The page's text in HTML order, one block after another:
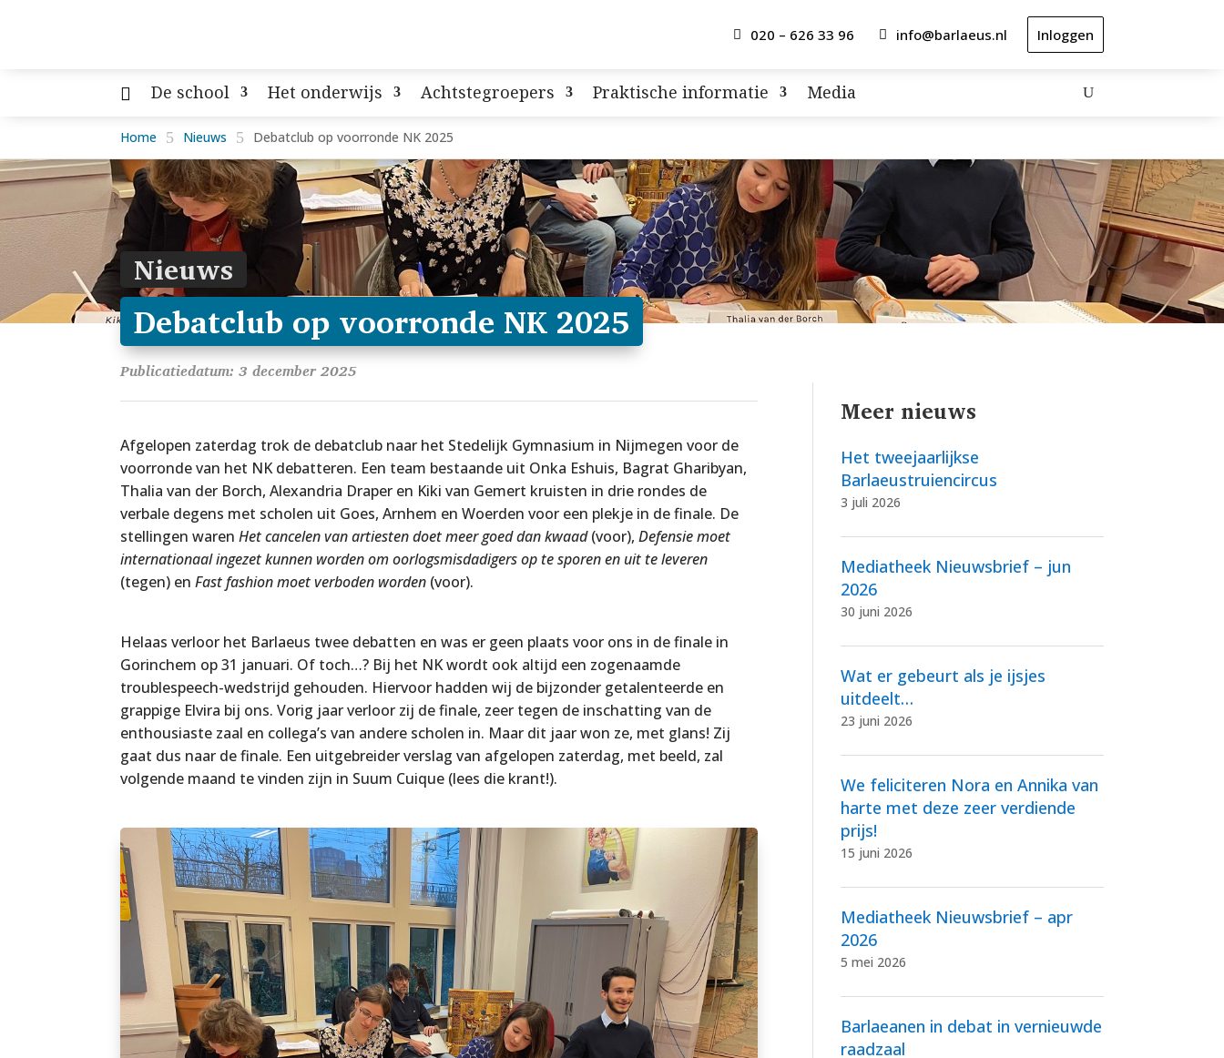
020 – 626 33 96 info@barlaeus.nl Inloggen
De school Het onderwijs Achtstegroepers Praktische informatie Media
Home 5 Nieuws 5 Debatclub op voorronde NK 2025
Nieuws
Debatclub op voorronde NK 2025
Publicatiedatum: 3 december 2025
Afgelopen zaterdag trok de debatclub naar het Stedelijk Gymnasium in Nijmegen voor de
voorronde van het NK debatteren. Een team bestaande uit Onka Eshuis, Bagrat Gharibyan,
Thalia van der Borch, Alexandria Draper en Kiki van Gemert kruisten in drie rondes de
verbale degens met scholen uit Goes, Arnhem en Woerden voor een plekje in de finale. De
stellingen waren Het cancelen van artiesten doet meer goed dan kwaad(voor), Defensie moet
internationaal ingezet kunnen worden om oorlogsmisdadigers op te sporen en uit te leveren
(tegen) en Fast fashion moet verboden worden (voor).
Helaas verloor het Barlaeus twee debatten en was er geen plaats voor ons in de finale in
Gorinchem op 31 januari. Of toch…? Bij het NK wordt ook altijd een zogenaamde
troublespeech-wedstrijd gehouden. Hiervoor hadden wij de bijzonder getalenteerde en
grappige Elvira bij ons. Vorig jaar verloor zij de finale, zeer tegen de inschatting van de
enthousiaste zaal en collega’s van andere scholen in. Maar dit jaar won ze, met glans! Zij
gaat dus naar de finale. Een uitgebreider verslag van afgelopen zaterdag, met beeld, zal
volgende maand te vinden zijn in Suum Cuique (lees die krant!).
Meer nieuws
Het tweejaarlijkse
Barlaeustruiencircus
3 juli 2026
Mediatheek Nieuwsbrief – jun
2026
30 juni 2026
Wat er gebeurt als je ijsjes
uitdeelt…
23 juni 2026
We feliciteren Nora en Annika van
harte met deze zeer verdiende
prijs!
15 juni 2026
Mediatheek Nieuwsbrief – apr
2026
5 mei 2026
Barlaeanen in debat in vernieuwde
raadzaal